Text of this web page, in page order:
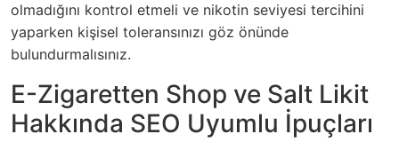
olmadığını kontrol etmeli ve nikotin seviyesi tercihini
yaparken kişisel toleransınızı göz önünde
bulundurmalısınız.
E-Zigaretten Shop ve Salt Likit
Hakkında SEO Uyumlu İpuçları